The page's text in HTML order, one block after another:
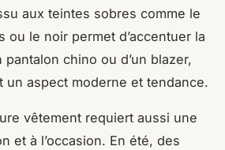
aux teintes sobres comme le
ou le noir permet d’accentuer la
pantalon chino ou d’un blazer,
un aspect moderne et tendance.
vêtement requiert aussi une
et à l’occasion. En été, des